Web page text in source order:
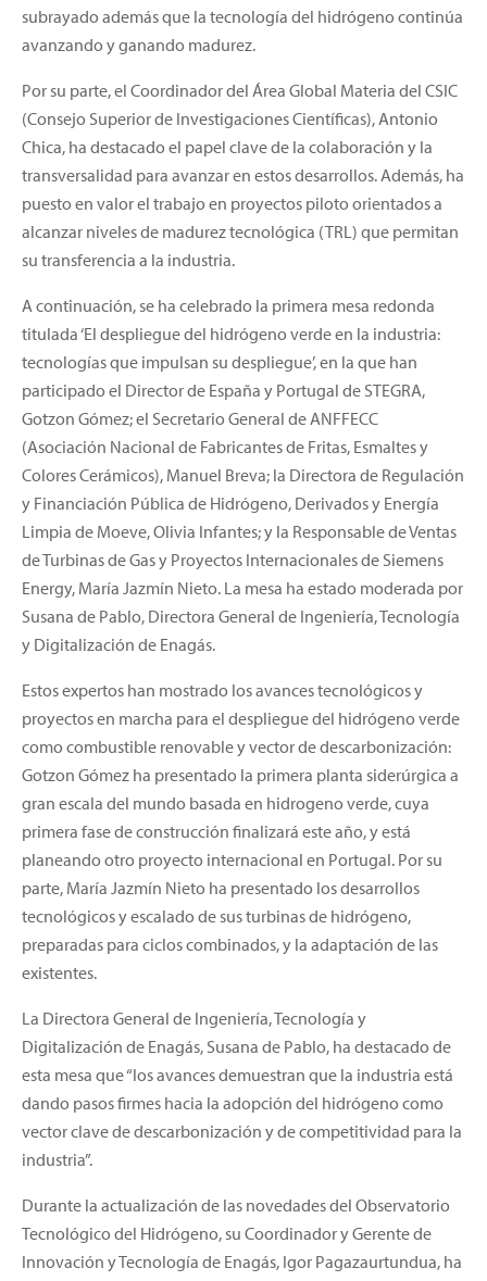
subrayado además que la tecnología del hidrógeno continúa
avanzando y ganando madurez.
Por su parte, el Coordinador del Área Global Materia del CSIC
(Consejo Superior de Investigaciones Científicas), Antonio
Chica, ha destacado el papel clave de la colaboración y la
transversalidad para avanzar en estos desarrollos. Además, ha
puesto en valor el trabajo en proyectos piloto orientados a
alcanzar niveles de madurez tecnológica (TRL) que permitan
su transferencia a la industria.
A continuación, se ha celebrado la primera mesa redonda
titulada ‘El despliegue del hidrógeno verde en la industria:
tecnologías que impulsan su despliegue’, en la que han
participado el Director de España y Portugal de STEGRA,
Gotzon Gómez; el Secretario General de ANFFECC
(Asociación Nacional de Fabricantes de Fritas, Esmaltes y
Colores Cerámicos), Manuel Breva; la Directora de Regulación
y Financiación Pública de Hidrógeno, Derivados y Energía
Limpia de Moeve, Olivia Infantes; y la Responsable de Ventas
de Turbinas de Gas y Proyectos Internacionales de Siemens
Energy, María Jazmín Nieto. La mesa ha estado moderada por
Susana de Pablo, Directora General de Ingeniería, Tecnología
y Digitalización de Enagás.
Estos expertos han mostrado los avances tecnológicos y
proyectos en marcha para el despliegue del hidrógeno verde
como combustible renovable y vector de descarbonización:
Gotzon Gómez ha presentado la primera planta siderúrgica a
gran escala del mundo basada en hidrogeno verde, cuya
primera fase de construcción finalizará este año, y está
planeando otro proyecto internacional en Portugal. Por su
parte, María Jazmín Nieto ha presentado los desarrollos
tecnológicos y escalado de sus turbinas de hidrógeno,
preparadas para ciclos combinados, y la adaptación de las
existentes.
La Directora General de Ingeniería, Tecnología y
Digitalización de Enagás, Susana de Pablo, ha destacado de
esta mesa que “los avances demuestran que la industria está
dando pasos firmes hacia la adopción del hidrógeno como
vector clave de descarbonización y de competitividad para la
industria”.
Durante la actualización de las novedades del Observatorio
Tecnológico del Hidrógeno, su Coordinador y Gerente de
Innovación y Tecnología de Enagás, Igor Pagazaurtundua, ha